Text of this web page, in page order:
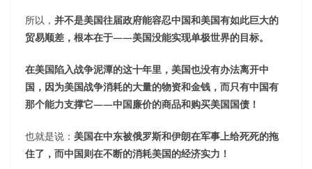
所以， 并不是美国往届政府能容忍中国和美国有如此巨大的
贸易顺差，根本在于——美国没能实现单极世界的目标。
在美国陷入战争泥潭的这十年里，美国也没有办法离开中
国，因为美国战争消耗的大量的物资和金钱，而只有中国有
那个能力支撑它——中国廉价的商品和购买美国国债！
也就是说： 美国在中东被俄罗斯和伊朗在军事上给死死的拖
住了，而中国则在不断的消耗美国的经济实力！